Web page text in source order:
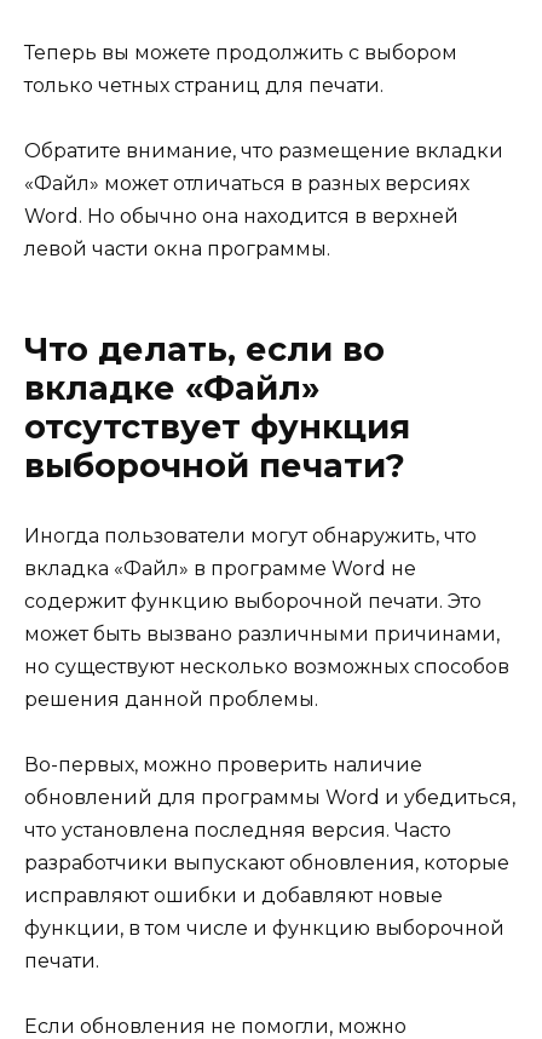
Теперь вы можете продолжить с выбором
только четных страниц для печати.
Обратите внимание, что размещение вкладки
«Файл» может отличаться в разных версиях
Word. Но обычно она находится в верхней
левой части окна программы.
Что делать, если во
вкладке «Файл»
отсутствует функция
выборочной печати?
Иногда пользователи могут обнаружить, что
вкладка «Файл» в программе Word не
содержит функцию выборочной печати. Это
может быть вызвано различными причинами,
но существуют несколько возможных способов
решения данной проблемы.
Во-первых, можно проверить наличие
обновлений для программы Word и убедиться,
что установлена последняя версия. Часто
разработчики выпускают обновления, которые
исправляют ошибки и добавляют новые
функции, в том числе и функцию выборочной
печати.
Если обновления не помогли, можно